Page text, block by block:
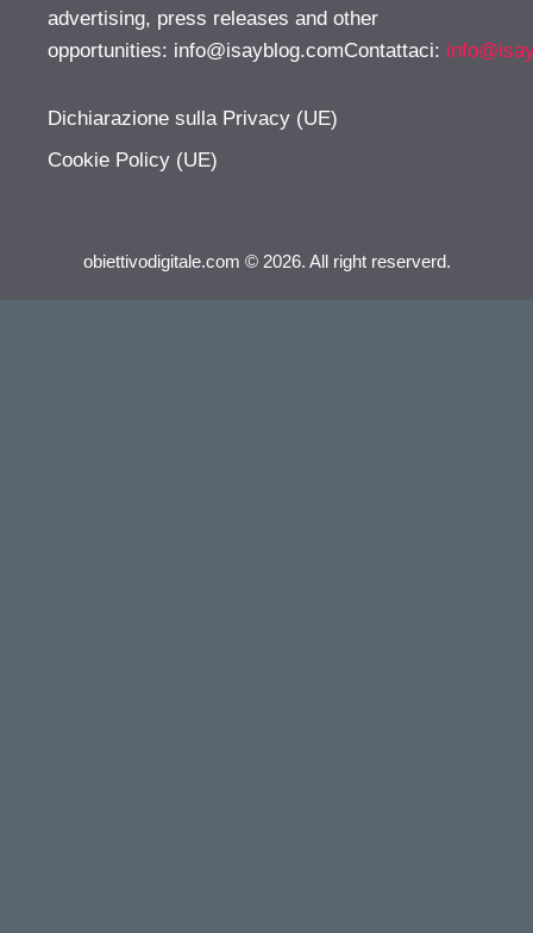
advertising, press releases and other
opportunities: info@isayblog.comContattaci:
Dichiarazione sulla Privacy (UE)
Cookie Policy (UE)
obiettivodigitale.com © 2026. All right reserverd.